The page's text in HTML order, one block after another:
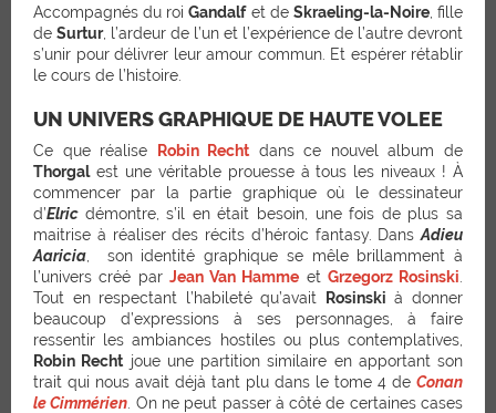
Accompagnés du roiGandalfet de Skraeling-la-Noire, fille
de Surtur, l’ardeur de l’un et l’expérience de l’autre devront
s’unir pour délivrer leur amour commun. Et espérer rétablir
le cours de l’histoire.
UN UNIVERS GRAPHIQUE DE HAUTE VOLEE
Ce que réalise Robin Recht dans ce nouvel album de
Thorgalest une véritable prouesse à tous les niveaux ! À
commencer par la partie graphique où le dessinateur
d’Elric démontre, s’il en était besoin, une fois de plus sa
maitrise à réaliser des récits d’héroic fantasy. Dans Adieu
Aaricia , son identité graphique se mêle brillamment à
l’univers créé par Jean Van Hamme et Grzegorz Rosinski
Tout en respectant l’habileté qu’avait
Rosinski à donner
beaucoup d’expressions à ses personnages, à faire
ressentir les ambiances hostiles ou plus contemplatives,
Robin Recht joue une partition similaire en apportant son
trait qui nous avait déjà tant plu dans le tome 4 de Conan
le Cimmérien . On ne peut passer à côté de certaines cases